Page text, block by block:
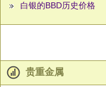
白银的BBD历史价格
贵重金属